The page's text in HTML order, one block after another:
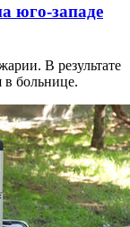
юго-западе
В результате
в больнице.